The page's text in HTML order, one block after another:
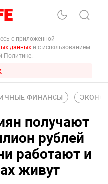
с приложенной
данных и с использованием
Политике.
ФИНАНСЫ
получают
рублей
работают и
живут